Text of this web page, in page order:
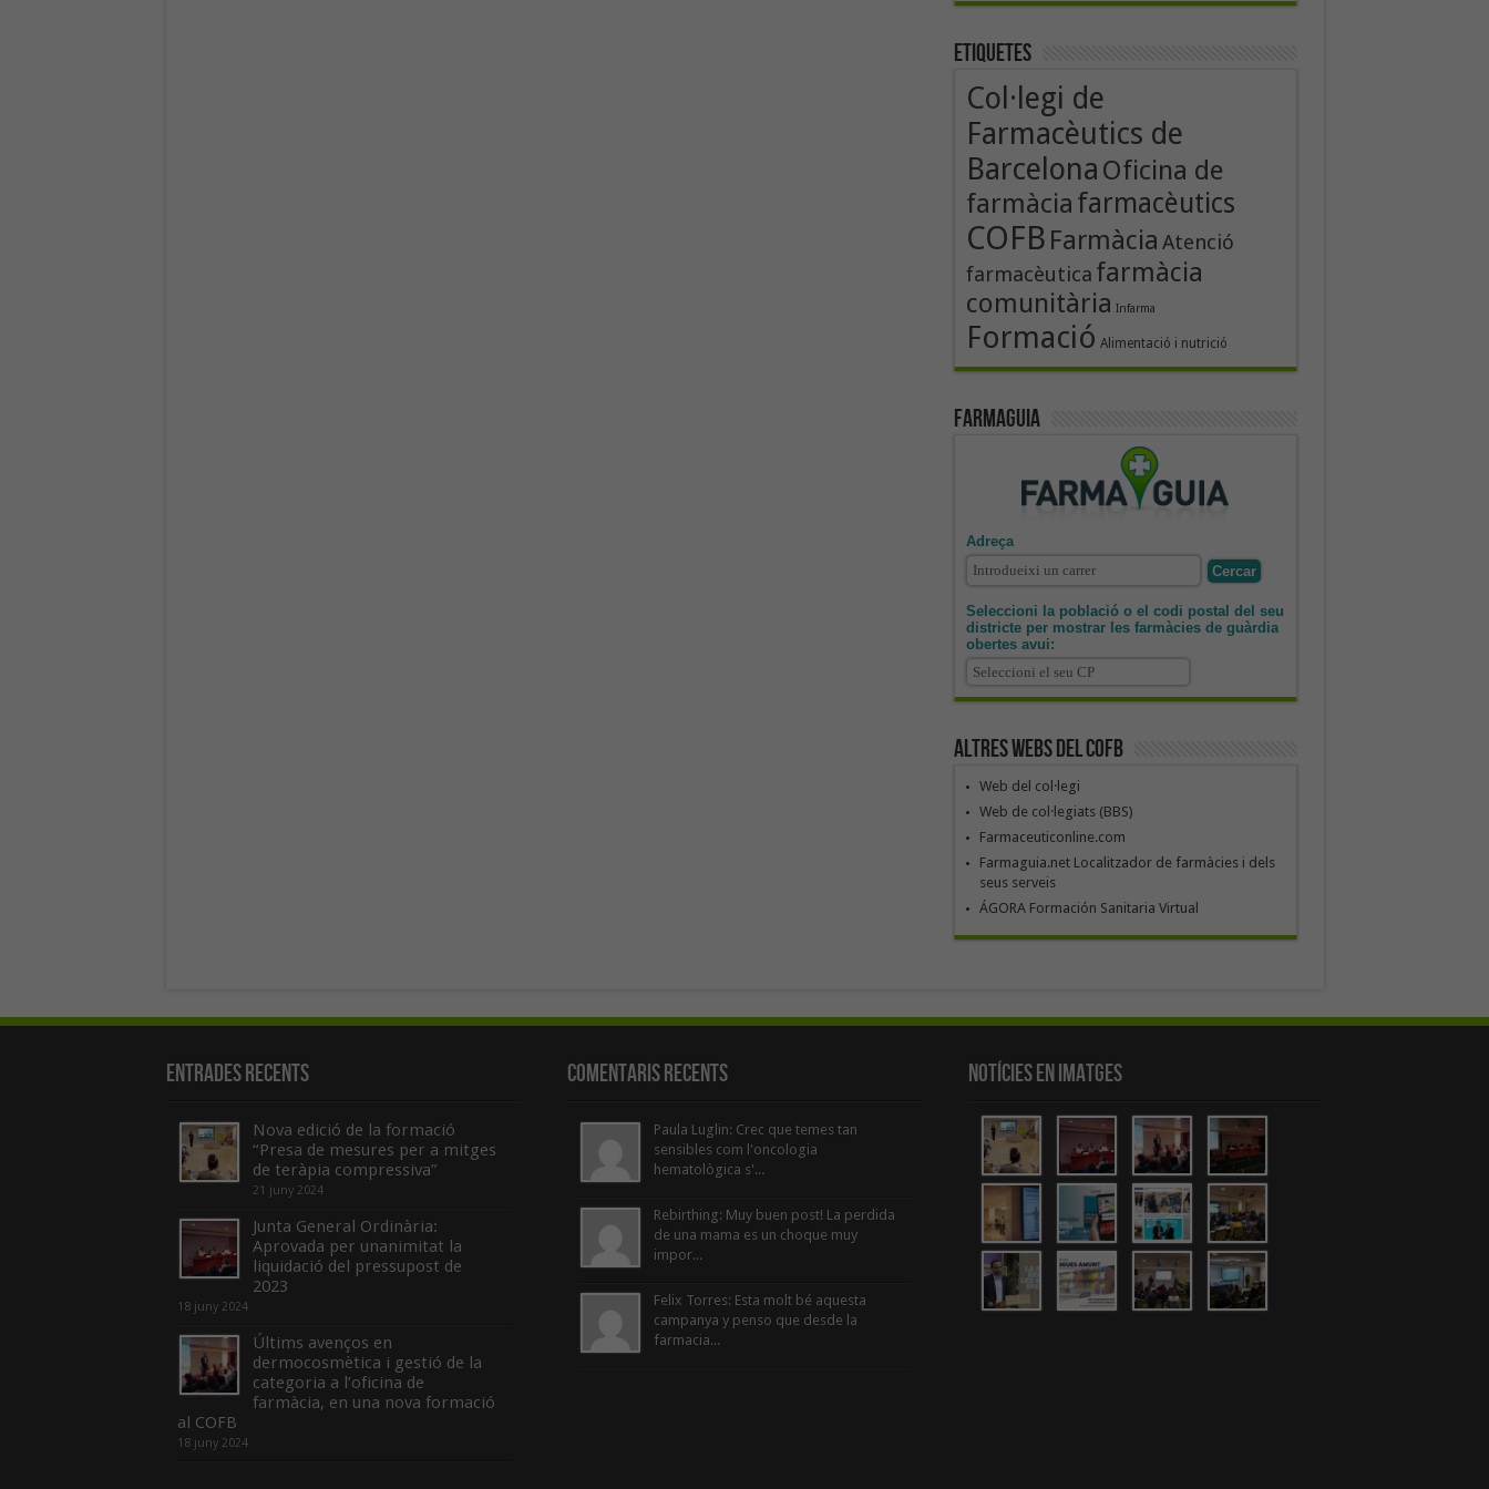
Etiquetes
Col·legi de
Farmacèutics de
Barcelona Oficina de
farmàcia farmacèutics
COFB Farmàcia Atenció
farmacèutica farmàcia
comunitària Infarma
Formació Alimentació i nutrició
Farmaguia
Adreça
Seleccioni la població o el codi postal del seu
districte per mostrar les farmàcies de guàrdia
obertes avui:
Altres webs del COFB
Web del col·legi
Web de col·legiats (BBS)
Farmaceuticonline.com
Farmaguia.net Localitzador de farmàcies i dels
seus serveis
ÁGORA Formación Sanitaria Virtual
Entrades recents
Nova edició de la formació
“Presa de mesures per a mitges
de teràpia compressiva”
21 juny 2024
Junta General Ordinària:
Aprovada per unanimitat la
liquidació del pressupost de
2023
18 juny 2024
Últims avenços en
dermocosmètica i gestió de la
categoria a l’oficina de
farmàcia, en una nova formació
al COFB
18 juny 2024
Comentaris Recents
Paula Luglin: Crec que temes tan
sensibles com l'oncologia
hematològica s'...
Rebirthing: Muy buen post! La perdida
de una mama es un choque muy
impor...
Felix Torres: Esta molt bé aquesta
campanya y penso que desde la
farmacia...
Notícies en Imatges